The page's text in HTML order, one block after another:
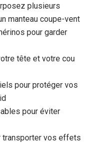
plusieurs
manteau coupe-vent
pour garder
tête et votre cou
pour protéger vos
pour éviter
transporter vos effets